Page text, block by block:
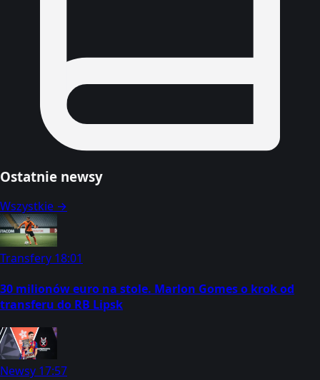
Ostatnie newsy
Wszystkie →
Transfery 18:01
30 milionów euro na stole. Marlon Gomes o krok od
transferu do RB Lipsk
Newsy 17:57